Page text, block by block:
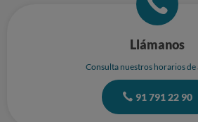
Llámanos
Consulta nuestros horarios de
91 791 22 90